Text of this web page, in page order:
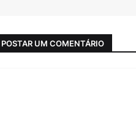
POSTAR UM COMENTÁRIO